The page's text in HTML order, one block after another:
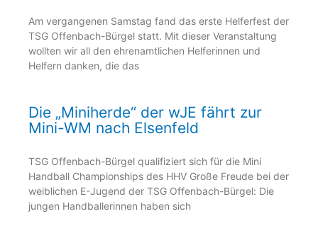
Am vergangenen Samstag fand das erste Helferfest der
TSG Offenbach-Bürgel statt. Mit dieser Veranstaltung
wollten wir all den ehrenamtlichen Helferinnen und
Helfern danken, die das
Die „Miniherde“ der wJE fährt zur
Mini-WM nach Elsenfeld
TSG Offenbach-Bürgel qualifiziert sich für die Mini
Handball Championships des HHV Große Freude bei der
weiblichen E-Jugend der TSG Offenbach-Bürgel: Die
jungen Handballerinnen haben sich